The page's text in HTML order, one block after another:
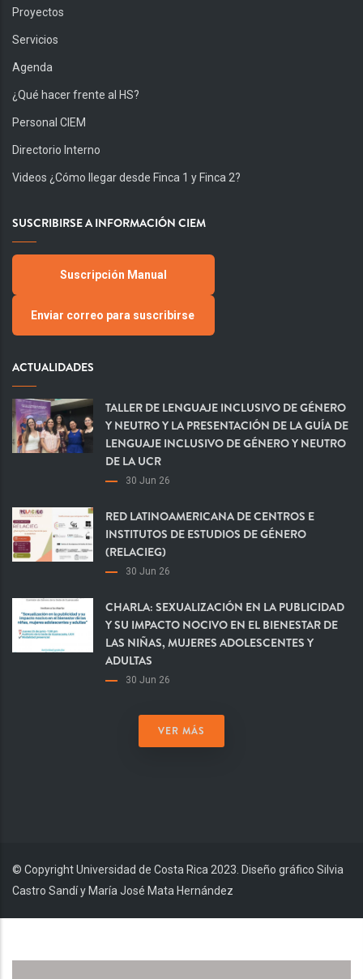
Proyectos
Servicios
Agenda
¿Qué hacer frente al HS?
Personal CIEM
Directorio Interno
Videos ¿Cómo llegar desde Finca 1 y Finca 2?
SUSCRIBIRSE A INFORMACIÓN CIEM
Suscripción Manual
Enviar correo para suscribirse
ACTUALIDADES
TALLER DE LENGUAJE INCLUSIVO DE GÉNERO
Y NEUTRO Y LA PRESENTACIÓN DE LA GUÍA DE
LENGUAJE INCLUSIVO DE GÉNERO Y NEUTRO
DE LA UCR
30 Jun 26
RED LATINOAMERICANA DE CENTROS E
INSTITUTOS DE ESTUDIOS DE GÉNERO
(RELACIEG)
30 Jun 26
CHARLA: SEXUALIZACIÓN EN LA PUBLICIDAD
Y SU IMPACTO NOCIVO EN EL BIENESTAR DE
LAS NIÑAS, MUJERES ADOLESCENTES Y
ADULTAS
30 Jun 26
VER MÁS
© Copyright Universidad de Costa Rica 2023. Diseño gráfico Silvia
Castro Sandí y María José Mata Hernández